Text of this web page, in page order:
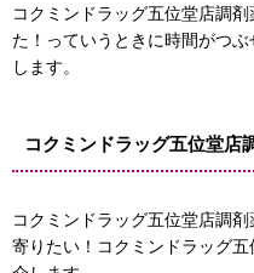
コクミンドラッグ五位堂店調
た！っていうときに時間がつ
します。
コクミンドラッグ五位堂店
コクミンドラッグ五位堂店調
寄りたい！コクミンドラッグ
目店